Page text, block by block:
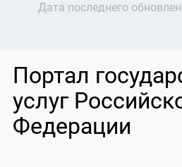
Дата последнего
Портал
услуг
Федерации